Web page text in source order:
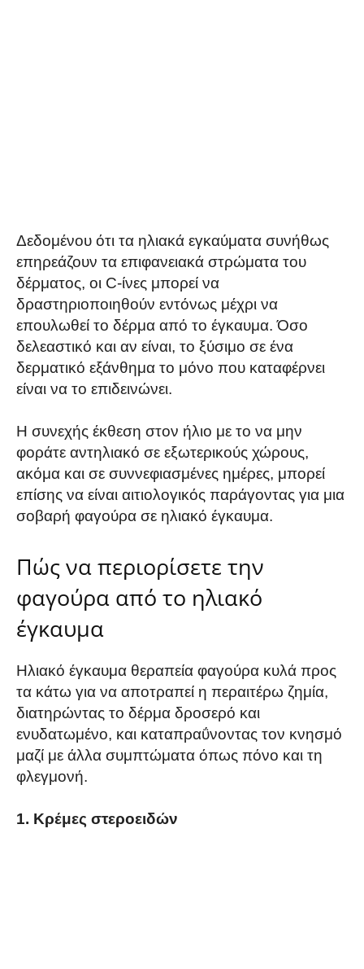
Δεδομένου ότι τα ηλιακά εγκαύματα συνήθως
επηρεάζουν τα επιφανειακά στρώματα του
δέρματος, οι C-ίνες μπορεί να
δραστηριοποιηθούν εντόνως μέχρι να
επουλωθεί το δέρμα από το έγκαυμα. Όσο
δελεαστικό και αν είναι, το ξύσιμο σε ένα
δερματικό εξάνθημα το μόνο που καταφέρνει
είναι να το επιδεινώνει.
Η συνεχής έκθεση στον ήλιο με το να μην
φοράτε αντηλιακό σε εξωτερικούς χώρους,
ακόμα και σε συννεφιασμένες ημέρες, μπορεί
επίσης να είναι αιτιολογικός παράγοντας για μια
σοβαρή φαγούρα σε ηλιακό έγκαυμα.
Πώς να περιορίσετε την
φαγούρα από το ηλιακό
έγκαυμα
Ηλιακό έγκαυμα θεραπεία φαγούρα κυλά προς
τα κάτω για να αποτραπεί η περαιτέρω ζημία,
διατηρώντας το δέρμα δροσερό και
ενυδατωμένο, και καταπραΰνοντας τον κνησμό
μαζί με άλλα συμπτώματα όπως πόνο και τη
φλεγμονή.
1. Κρέμες στεροειδών